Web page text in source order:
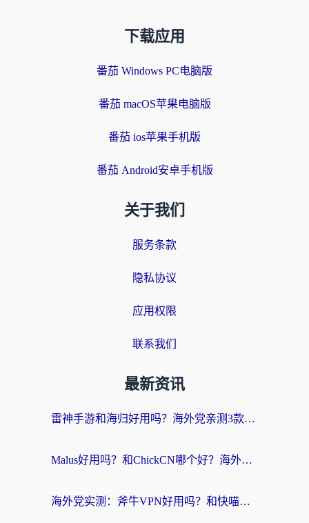
下载应用
番茄 Windows PC电脑版
番茄 macOS苹果电脑版
番茄 ios苹果手机版
番茄 Android安卓手机版
关于我们
服务条款
隐私协议
应用权限
联系我们
最新资讯
雷神手游和海归好用吗？海外党亲测3款热门回国加速器+番茄加速器深度体验
Malus好用吗？和ChickCN哪个好？海外党亲测：选对回国加速器，追剧游戏不卡顿
海外党实测：斧牛VPN好用吗？和快喵VPN对比哪个回国效果更好？附3款热门加速器深度分析